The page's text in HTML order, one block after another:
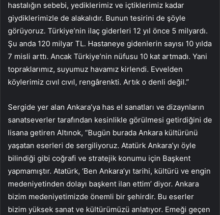
hastalığın sebebi, yediklerimiz ve içtiklerimiz kadar
giydiklerimizle de alakalıdır. Bunun tesirini de şöyle
görüyoruz. Türkiye’nin ilaç giderleri 12 yıl önce 5 milyardı.
Şu anda 120 milyar TL. Hastaneye gidenlerin sayısı 10 yılda
7 misli arttı. Ancak Türkiye’nin nüfusu 10 kat artmadı. Yani
topraklarımız, suyumuz havamız kirlendi. Evvelden
köylerimiz cıvıl cıvıl, rengârenkti. Artık o denli değil.”
Sergide yer alan Ankara’ya has el sanatları ve dizaynların
sanatseverler tarafından kesinlikle görülmesi getirdiğini de
lisana getiren Altınok, “Bugün burada Ankara kültürünü
yaşatan eserleri de sergiliyoruz. Atatürk Ankara’yı öyle
bilindiği gibi coğrafi ve stratejik konumu için Başkent
yapmamıştır. Atatürk, ‘Ben Ankara’yı tarihi, kültürü ve engin
medeniyetinden dolayı başkent ilan ettim’ diyor. Ankara
bizim medeniyetimizde önemli bir şehirdir. Bu eserler
bizim yüksek sanat ve kültürümüzü anlatıyor. Emeği geçen